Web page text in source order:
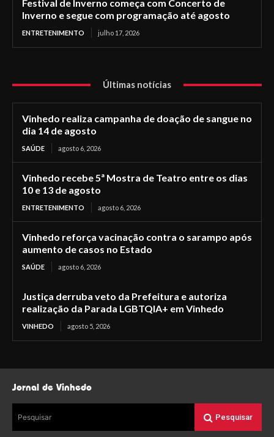
Festival de Inverno começa com Concerto de
Inverno e segue com programação até agosto
ENTRETENIMENTO julho 17, 2026
Últimas notícias
Vinhedo realiza campanha de doação de sangue no
dia 14 de agosto
SAÚDE agosto 6, 2026
Vinhedo recebe 5ª Mostra de Teatro entre os dias
10 e 13 de agosto
ENTRETENIMENTO agosto 6, 2026
Vinhedo reforça vacinação contra o sarampo após
aumento de casos no Estado
SAÚDE agosto 6, 2026
Justiça derruba veto da Prefeitura e autoriza
realização da Parada LGBTQIA+ em Vinhedo
VINHEDO agosto 5, 2026
Jornal de Vinhedo
Pesquisar Pesquisar